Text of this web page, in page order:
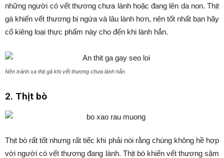
những người có vết thương chưa lành hoặc đang lên da non. Thịt
gà khiến vết thương bị ngứa và lâu lành hơn, nên tốt nhất bạn hãy
cố kiêng loại thực phẩm này cho đến khi lành hẳn.
Nên tránh xa thịt gà khi vết thương chưa lành hẳn
2. Thịt bò
Thịt bò rất tốt nhưng rất tiếc khi phải nói rằng chúng không hề hợp
với người có vết thương đang lành. Thịt bò khiến vết thương sậm